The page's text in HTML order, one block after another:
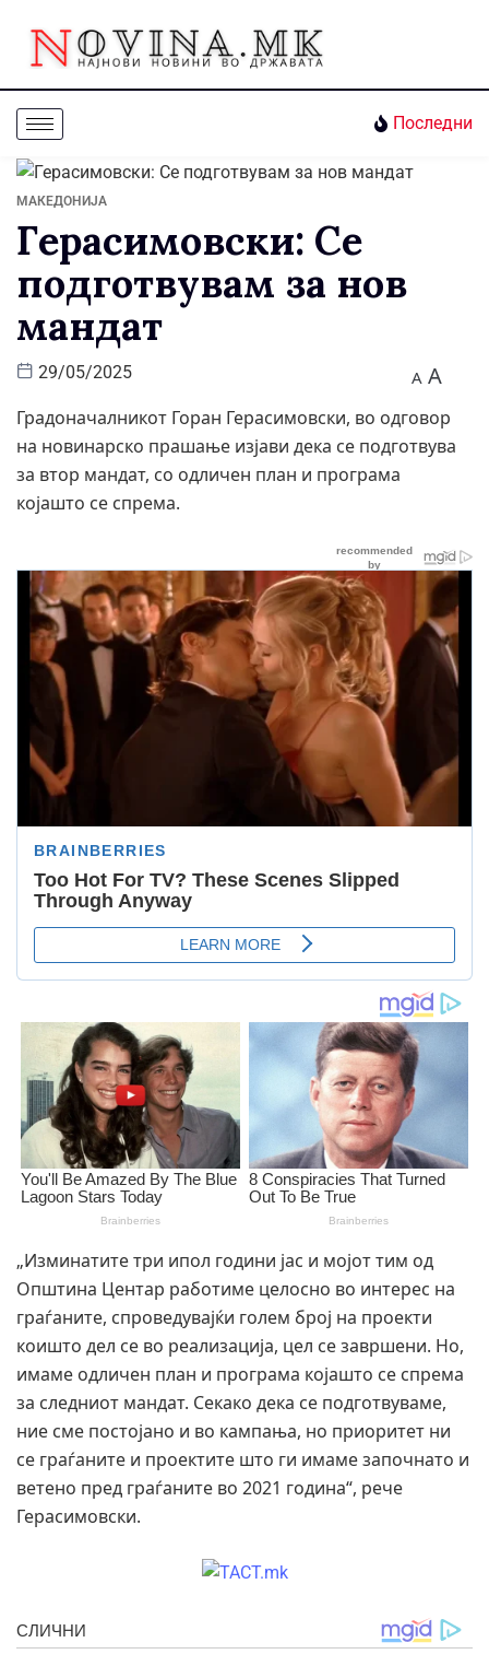
Последни
МАКЕДОНИЈА
Герасимовски: Се
подготвувам за нов
мандат
29/05/2025 A A
Градоначалникот Горан Герасимовски, во одговор
на новинарско прашање изјави дека се подготвува
за втор мандат, со одличен план и програма
којашто се спрема.
„Изминатите три ипол години јас и мојот тим од
Општина Центар работиме целосно во интерес на
граѓаните, спроведувајќи голем број на проекти
коишто дел се во реализација, цел се завршени. Но,
имаме одличен план и програма којашто се спрема
за следниот мандат. Секако дека се подготвуваме,
ние сме постојано и во кампања, но приоритет ни
се граѓаните и проектите што ги имаме започнато и
ветено пред граѓаните во 2021 година“, рече
Герасимовски.